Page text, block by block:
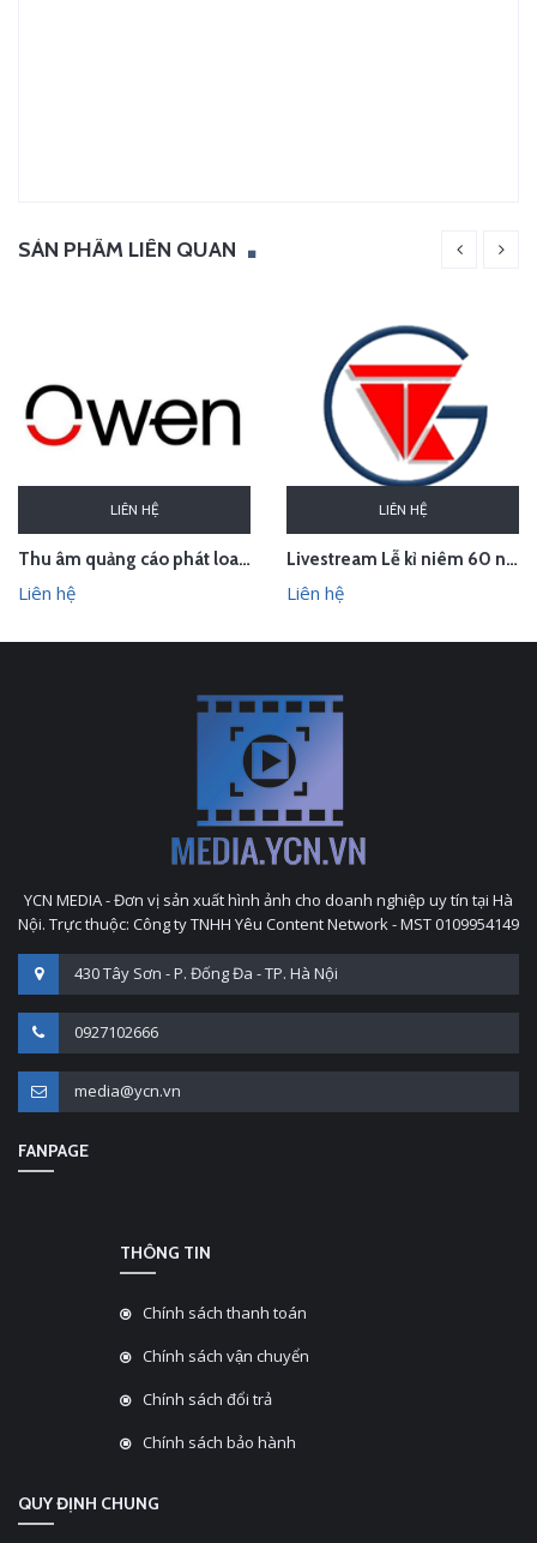
SẢN PHẨM LIÊN QUAN
LIÊN HỆ
Thu âm quảng cáo phát loa khai trương cửa hàng Owen Sơn La
Liên hệ
LIÊN HỆ
Livestream Lễ kỉ niêm 60 năm thành lập TEDI
Liên hệ
YCN MEDIA - Đơn vị sản xuất hình ảnh cho doanh nghiệp uy tín tại Hà
Nội. Trực thuộc: Công ty TNHH Yêu Content Network - MST 0109954149
430 Tây Sơn - P. Đống Đa - TP. Hà Nội
0927102666
media@ycn.vn
FANPAGE
THÔNG TIN
Chính sách thanh toán
Chính sách vận chuyển
Chính sách đổi trả
Chính sách bảo hành
QUY ĐỊNH CHUNG